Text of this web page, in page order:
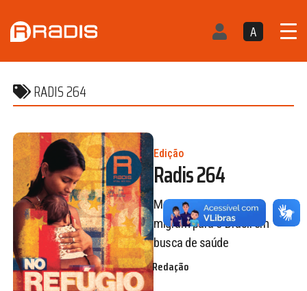
A
RADIS 264
Edição
Radis 264
Mulheres venezuelanas
migram para o Brasil em
busca de saúde
Redação